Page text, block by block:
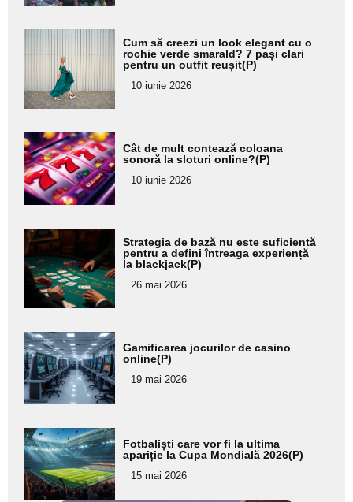
Adaugă
aici textul
pentru
subtitlu
Cum să creezi un look elegant cu o
rochie verde smarald? 7 pași clari
pentru un outfit reușit(P)
10 iunie 2026
Adaugă
aici textul
pentru
subtitlu
Cât de mult contează coloana
sonoră la sloturi online?(P)
10 iunie 2026
Adaugă
aici textul
pentru
subtitlu
Strategia de bază nu este suficientă
pentru a defini întreaga experiență
la blackjack(P)
26 mai 2026
Adaugă
aici textul
pentru
subtitlu
Gamificarea jocurilor de casino
online(P)
19 mai 2026
Adaugă
aici textul
pentru
subtitlu
Fotbaliști care vor fi la ultima
apariție la Cupa Mondială 2026(P)
15 mai 2026